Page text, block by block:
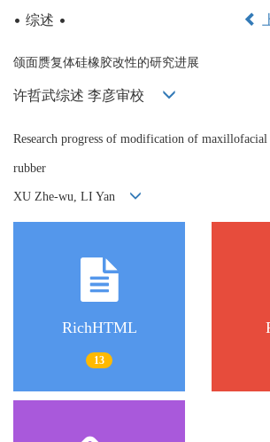
• 综述 •
颌面赝复体硅橡胶改性的研究进展
许哲武综述 李彦审校
Research progress of modification of maxillofacial
rubber
XU Zhe-wu, LI Yan
RichHTML
13